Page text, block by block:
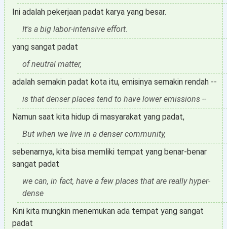
Ini adalah pekerjaan padat karya yang besar.
It's a big labor-intensive effort.
yang sangat padat
of neutral matter,
adalah semakin padat kota itu, emisinya semakin rendah --
is that denser places tend to have lower emissions --
Namun saat kita hidup di masyarakat yang padat,
But when we live in a denser community,
sebenarnya, kita bisa memliki tempat yang benar-benar
sangat padat
we can, in fact, have a few places that are really hyper-
dense
Kini kita mungkin menemukan ada tempat yang sangat
padat